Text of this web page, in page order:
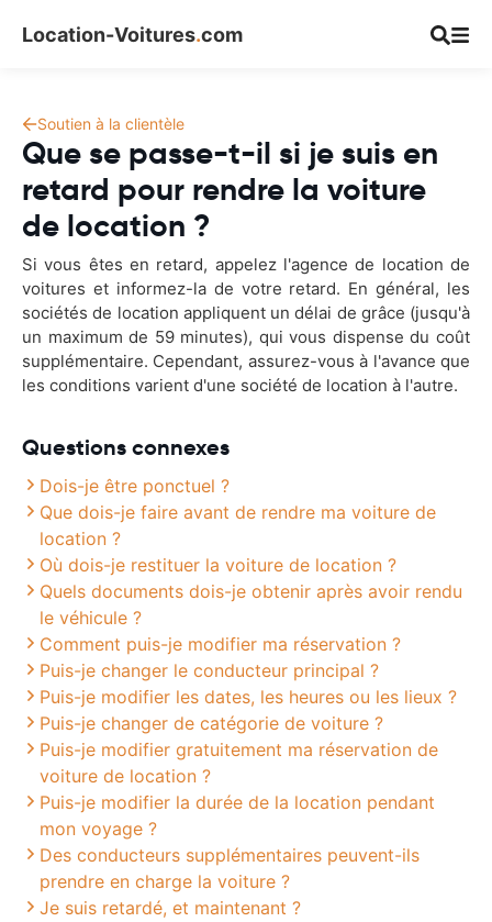
Location-Voitures.com
Soutien à la clientèle
Que se passe-t-il si je suis en
retard pour rendre la voiture
de location ?
Si vous êtes en retard, appelez l'agence de location de
voitures et informez-la de votre retard. En général, les
sociétés de location appliquent un délai de grâce (jusqu'à
un maximum de 59 minutes), qui vous dispense du coût
supplémentaire. Cependant, assurez-vous à l'avance que
les conditions varient d'une société de location à l'autre.
Questions connexes
Dois-je être ponctuel ?
Que dois-je faire avant de rendre ma voiture de
location ?
Où dois-je restituer la voiture de location ?
Quels documents dois-je obtenir après avoir rendu
le véhicule ?
Comment puis-je modifier ma réservation ?
Puis-je changer le conducteur principal ?
Puis-je modifier les dates, les heures ou les lieux ?
Puis-je changer de catégorie de voiture ?
Puis-je modifier gratuitement ma réservation de
voiture de location ?
Puis-je modifier la durée de la location pendant
mon voyage ?
Des conducteurs supplémentaires peuvent-ils
prendre en charge la voiture ?
Je suis retardé, et maintenant ?